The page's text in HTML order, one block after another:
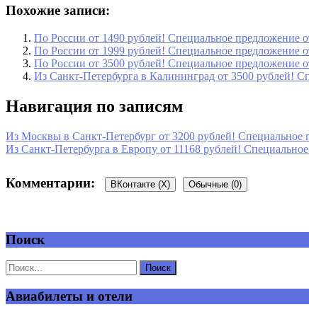
Похожие записи:
По России от 1490 рублей! Специальное предложение
По России от 1999 рублей! Специальное предложение
По России от 3500 рублей! Специальное предложение
Из Санкт-Петербурга в Калининград от 3500 рублей!
Навигация по записям
Из Москвы в Санкт-Петербург от 3200 рублей!
Из Санкт-Петербурга в Европу от 11168 рублей!
Комментарии: ВКонтакте (X) Обычные (0)
Добавить комментарий
Ваш адрес email не будет опубликован.
Поиск
Авиабилеты и отели